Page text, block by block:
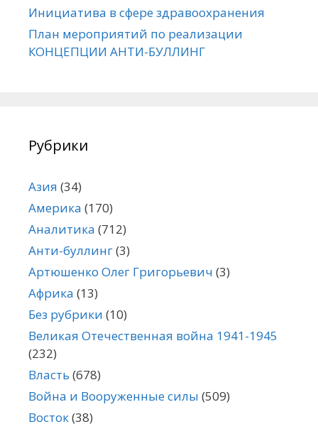
Инициатива в сфере здравоохранения
План мероприятий по реализации
КОНЦЕПЦИИ АНТИ-БУЛЛИНГ
Рубрики
Азия (34)
Америка (170)
Аналитика (712)
Анти-буллинг(3)
Артюшенко Олег Григорьевич (3)
Африка (13)
Без рубрики (10)
Великая Отечественная война 1941-1945
(232)
Власть (678)
Война и Вооруженные силы (509)
Восток(38)